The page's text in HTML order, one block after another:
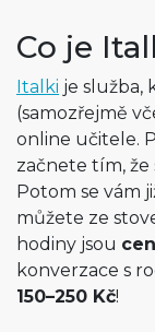
Co je
Italki je služba,
(samozřejmě
online učitele.
začnete tím, že
Potom se vám
můžete ze
hodiny jsou
konverzace s
150–250 Kč!